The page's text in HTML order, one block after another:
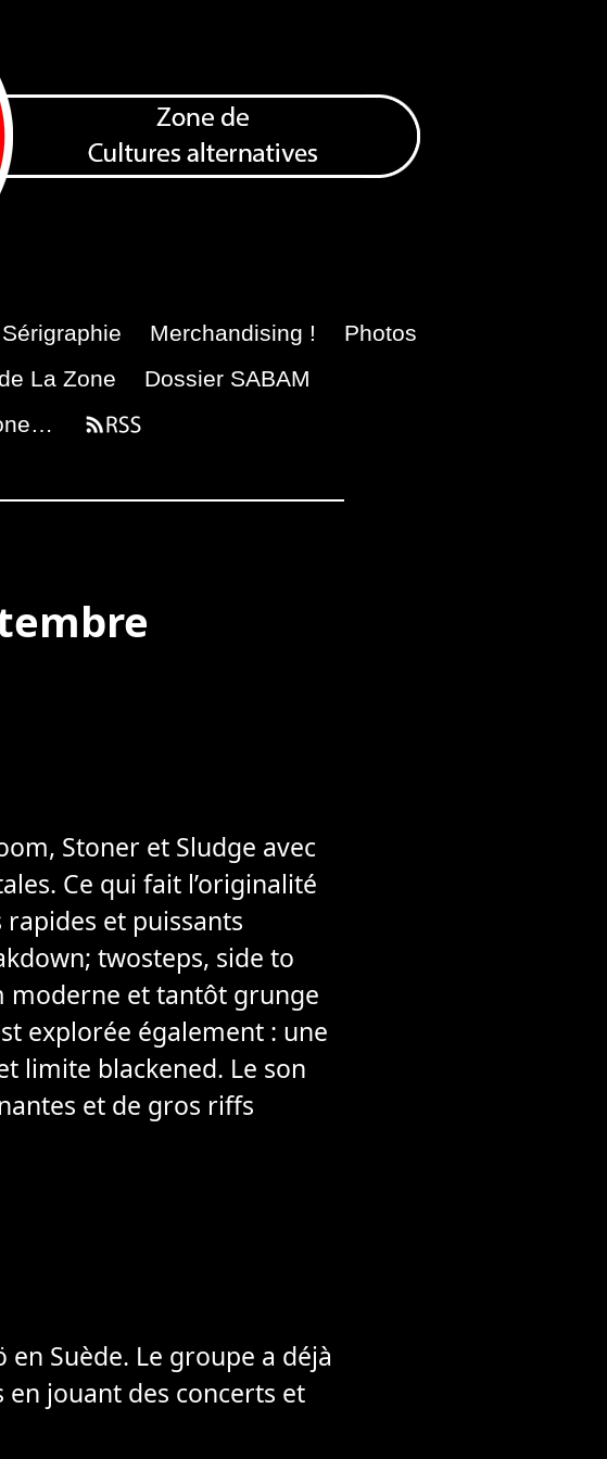
Sérigraphie Merchandising !
Photos
La Zone
Dossier SABAM
Stoner et Sludge avec
Ce qui fait l’originalité
rapides et puissants
twosteps, side to
moderne et tantôt grunge
explorée également : une
limite blackened. Le son
et de gros riffs
Suède. Le groupe a déjà
jouant des concerts et